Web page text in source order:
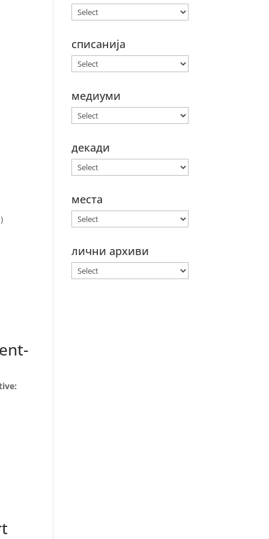
списанија
медиуми
декади
места
лични архиви